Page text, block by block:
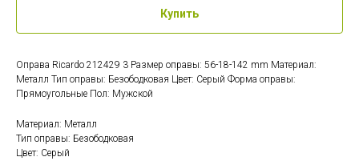
Купить
Оправа Ricardo 212429 3 Размер оправы: 56-18-142 mm Материал:
Металл Тип оправы: Безободковая Цвет: Серый Форма оправы:
Прямоугольные Пол: Мужской
Материал: Металл
Тип оправы: Безободковая
Цвет: Серый